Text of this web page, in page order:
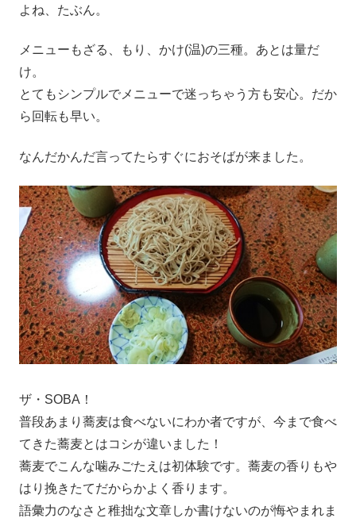
よね、たぶん。
メニューもざる、もり、かけ(温)の三種。あとは量だ
け。
とてもシンプルでメニューで迷っちゃう方も安心。だか
ら回転も早い。
なんだかんだ言ってたらすぐにおそばが来ました。
ザ・SOBA！
普段あまり蕎麦は食べないにわか者ですが、今まで食べ
てきた蕎麦とはコシが違いました！
蕎麦でこんな噛みごたえは初体験です。蕎麦の香りもや
はり挽きたてだからかよく香ります。
語彙力のなさと稚拙な文章しか書けないのが悔やまれま